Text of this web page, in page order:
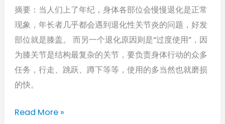
护
关
节，
滋
养
皮
与
摘要：当人们上了年纪，身体各部位会慢慢退化是正常
现象，年长者几乎都会遇到退化性关节炎的问题，好发
部位就是膝盖。 而另一个退化原因则是“过度使用”，因
为膝关节是结构最复杂的关节，要负责身体行动的众多
任务，行走、跳跃、蹲下等等，使用的多当然也就磨损
的快。
担
心！
只
要
练
这
就
Read More »